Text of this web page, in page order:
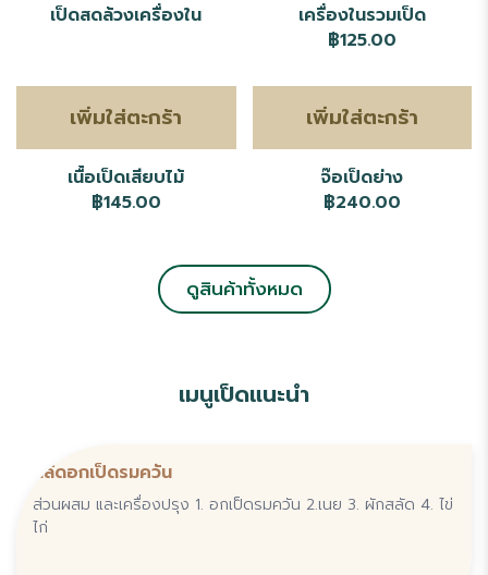
เป็ดสดล้วงเครื่องใน
เครื่องในรวมเป็ด
฿125.00
เพิ่มใส่ตะกร้า
เนื้อเป็ดเสียบไม้
฿145.00
เพิ่มใส่ตะกร้า
จ๊อเป็ดย่าง
฿240.00
ดูสินค้าทั้งหมด
เมนูเป็ดแนะนำ
สลัดอกเป็ดรมควัน
ส่วนผสม และเครื่องปรุง 1. อกเป็ดรมควัน 2.เนย 3. ผักสลัด 4. ไข่
ไก่